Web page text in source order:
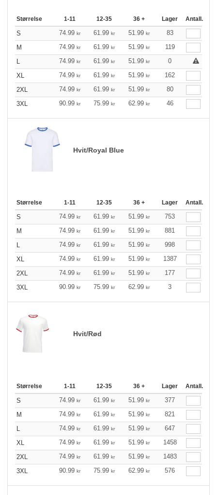
Størrelse 1-11 12-35 36 + Lager Antall.
S 74.99 kr 61.99 kr 51.99 kr
83
M
74.99 kr 61.99 kr 51.99 kr
119
L
74.99 kr 61.99 kr 51.99 kr
0
XL
74.99 kr 61.99 kr 51.99 kr
162
2XL
74.99 kr 61.99 kr 51.99 kr
80
3XL
90.99 kr 75.99 kr 62.99 kr 46
Hvit/Royal Blue
Størrelse 1-11 12-35 36 + Lager Antall.
S 74.99 kr 61.99 kr 51.99 kr
753
M
74.99 kr 61.99 kr 51.99 kr
881
L
74.99 kr 61.99 kr 51.99 kr
998
XL
74.99 kr 61.99 kr 51.99 kr
1387
2XL
74.99 kr 61.99 kr 51.99 kr
177
3XL
90.99 kr 75.99 kr 62.99 kr 3
Hvit/Rød
Størrelse 1-11 12-35 36 + Lager Antall.
S 74.99 kr 61.99 kr 51.99 kr
377
M
74.99 kr 61.99 kr 51.99 kr
821
L
74.99 kr 61.99 kr 51.99 kr
647
XL
74.99 kr 61.99 kr 51.99 kr
1458
2XL
74.99 kr 61.99 kr 51.99 kr
1483
3XL
90.99 kr 75.99 kr 62.99 kr 576